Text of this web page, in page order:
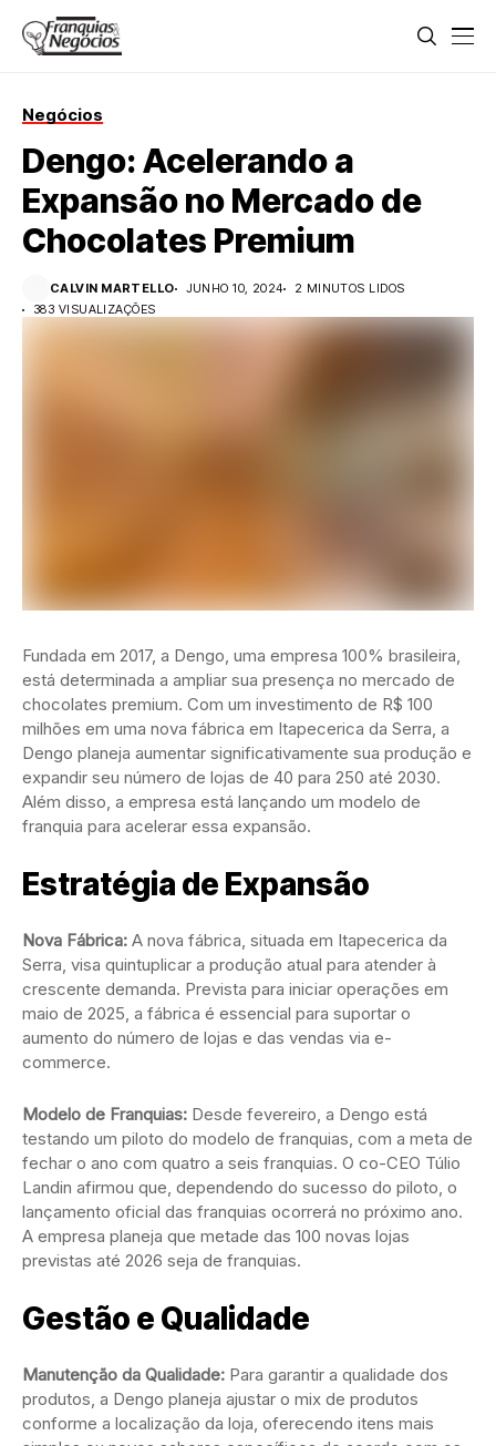
Negócios
Dengo: Acelerando a
Expansão no Mercado de
Chocolates Premium
CALVIN MARTELLO JUNHO 10, 2024
2 MINUTOS LIDOS
383 VISUALIZAÇÕES
Fundada em 2017, a Dengo, uma empresa 100% brasileira,
está determinada a ampliar sua presença no mercado de
chocolates premium. Com um investimento de R$ 100
milhões em uma nova fábrica em Itapecerica da Serra, a
Dengo planeja aumentar significativamente sua produção e
expandir seu número de lojas de 40 para 250 até 2030.
Além disso, a empresa está lançando um modelo de
franquia para acelerar essa expansão.
Estratégia de Expansão
Nova Fábrica: A nova fábrica, situada em Itapecerica da
Serra, visa quintuplicar a produção atual para atender à
crescente demanda. Prevista para iniciar operações em
maio de 2025, a fábrica é essencial para suportar o
aumento do número de lojas e das vendas via e-
commerce.
Modelo de Franquias: Desde fevereiro, a Dengo está
testando um piloto do modelo de franquias, com a meta de
fechar o ano com quatro a seis franquias. O co-CEO Túlio
Landin afirmou que, dependendo do sucesso do piloto, o
lançamento oficial das franquias ocorrerá no próximo ano.
A empresa planeja que metade das 100 novas lojas
previstas até 2026 seja de franquias.
Gestão e Qualidade
Manutenção da Qualidade: Para garantir a qualidade dos
produtos, a Dengo planeja ajustar o mix de produtos
conforme a localização da loja, oferecendo itens mais